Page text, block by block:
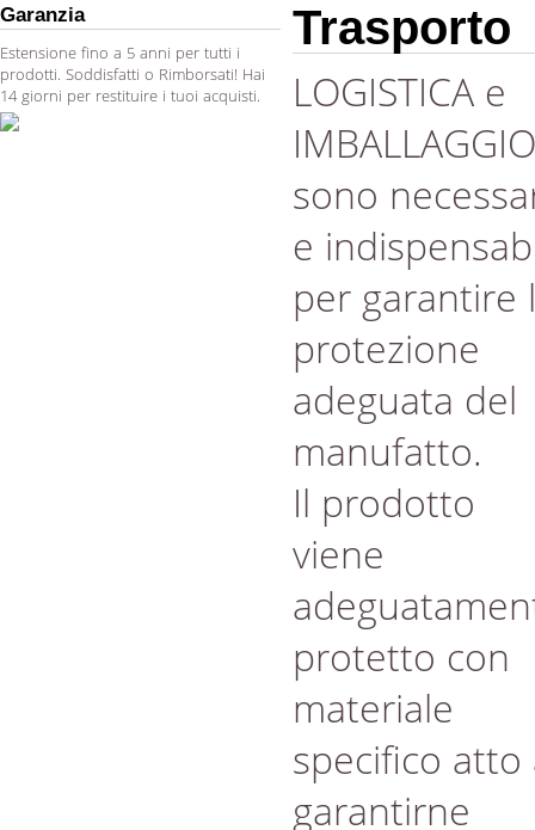
Garanzia
Estensione fino a 5 anni per tutti i
prodotti. Soddisfatti o Rimborsati! Hai
14 giorni per restituire i tuoi acquisti.
Trasporto
LOGISTICA e
IMBALLAGGIO
sono
e
per garantire
protezione
adeguata del
manufatto.
Il prodotto
viene
protetto con
materiale
specifico atto
garantirne